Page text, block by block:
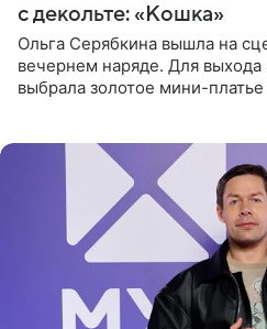
с декольте: «Кошка»
Ольга Серябкина вышла на
вечернем наряде. Для выхода
выбрала золотое мини-